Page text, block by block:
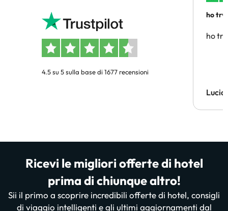
4.5 su 5 sulla base di 1677 recensioni
ho
ho
Lucia
Ricevi le migliori offerte di hotel
prima di chiunque altro!
Sii il primo a scoprire incredibili offerte di hotel, consigli
di viaggio intelligenti e gli ultimi aggiornamenti dal